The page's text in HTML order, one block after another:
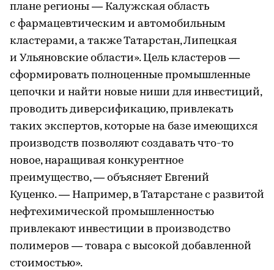
плане регионы — Калужская область
с фармацевтическим и автомобильным
кластерами, а также Татарстан, Липецкая
и Ульяновские области». Цель кластеров —
сформировать полноценные промышленные
цепочки и найти новые ниши для инвестиций,
проводить диверсификацию, привлекать
таких экспертов, которые на базе имеющихся
производств позволяют создавать что-то
новое, наращивая конкурентное
преимущество, — объясняет Евгений
Куценко. — Например, в Татарстане с развитой
нефтехимической промышленностью
привлекают инвестиции в производство
полимеров — товара с высокой добавленной
стоимостью».